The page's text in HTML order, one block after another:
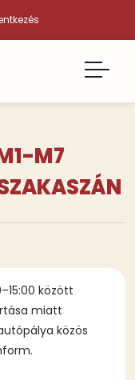
M7
között
miatt
közös